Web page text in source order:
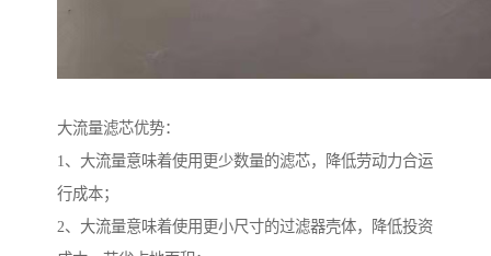
大流量滤芯优势：
1、大流量意味着使用更少数量的滤芯，降低劳动力合运
行成本；
2、大流量意味着使用更小尺寸的过滤器壳体，降低投资